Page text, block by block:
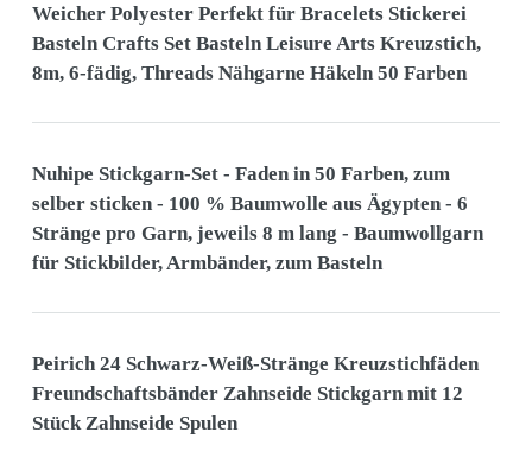
Weicher Polyester Perfekt für Bracelets Stickerei
Basteln Crafts Set Basteln Leisure Arts Kreuzstich,
8m, 6-fädig, Threads Nähgarne Häkeln 50 Farben
Nuhipe Stickgarn-Set - Faden in 50 Farben, zum
selber sticken - 100 % Baumwolle aus Ägypten - 6
Stränge pro Garn, jeweils 8 m lang - Baumwollgarn
für Stickbilder, Armbänder, zum Basteln
Peirich 24 Schwarz-Weiß-Stränge Kreuzstichfäden
Freundschaftsbänder Zahnseide Stickgarn mit 12
Stück Zahnseide Spulen